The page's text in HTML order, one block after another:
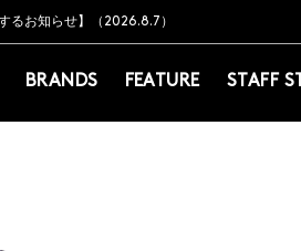
お買上げで常時送料無料！お買い物の際は会員登
】(2026.8.7)
るお知らせ】（2026.8.7）
らせ】（2026.8.5）
のお届けについて
ご注意事項
お買上げで常時送料無料！お買い物の際は会員登
】(2026.8.7)
BRANDS FEATURE STAFF